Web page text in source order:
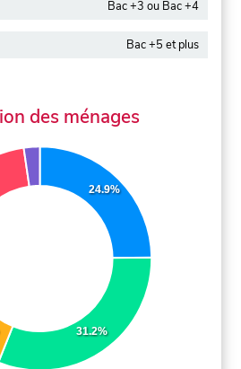
Bac +3 ou Bac +4
Bac +5 et plus
des ménages
24.9%
31.2%